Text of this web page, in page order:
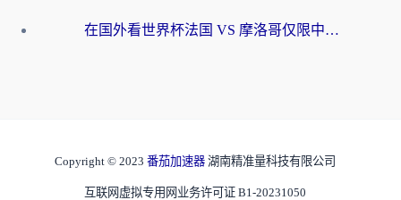
在国外看世界杯法国 VS 摩洛哥仅限中国大陆？海外党这样看中文解说赛事不卡顿
Copyright © 2023 番茄加速器 湖南精准量科技有限公司
互联网虚拟专用网业务许可证 B1-20231050